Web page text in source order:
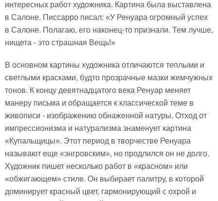
интересных работ художника. Картина была выставлена
в Салоне. Писсарро писал: «У Ренуара огромный успех
в Салоне. Полагаю, его наконец-то признали. Тем лучше,
нищета - это страшная Вещь!»
В основном картины художника отличаются теплыми и
светлыми красками, будто прозрачные мазки жемчужных
тонов. К концу девятнадцатого века Ренуар меняет
манеру письма и обращается к классической теме в
живописи - изображению обнаженной натуры. Отход от
импрессионизма и натурализма знаменует картина
«Купальщицы». Этот период в творчестве Ренуара
называют еще «энгровским», но продлился он не долго.
Художник пишет несколько работ в «красном» или
«обжигающем» стиле. Он выбирает палитру, в которой
доминирует красный цвет, гармонирующий с охрой и